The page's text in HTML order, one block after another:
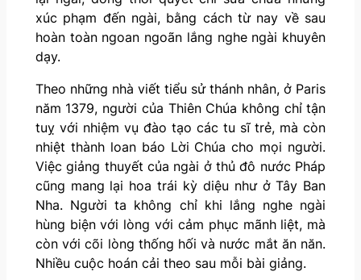
xúc phạm đến ngài, bằng cách từ nay về sau
hoàn toàn ngoan ngoãn lắng nghe ngài khuyên
dạy.
Theo những nhà viết tiểu sử thánh nhân, ở Paris
năm 1379, người của Thiên Chúa không chỉ tận
tuỵ với nhiệm vụ đào tạo các tu sĩ trẻ, mà còn
nhiệt thành loan báo Lời Chúa cho mọi người.
Việc giảng thuyết của ngài ở thủ đô nước Pháp
cũng mang lại hoa trái kỳ diệu như ở Tây Ban
Nha. Người ta không chỉ khi lắng nghe ngài
hùng biện với lòng với cảm phục mãnh liệt, mà
còn với cõi lòng thống hối và nước mắt ăn năn.
Nhiều cuộc hoán cải theo sau mỗi bài giảng.